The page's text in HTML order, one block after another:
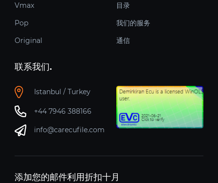
Vmax
Pop
Original
目录
我们的服务
通信
联系我们.
Istanbul / Turkey
+44 7946 388166
info@carecufile.com
添加您的邮件利用折扣十月